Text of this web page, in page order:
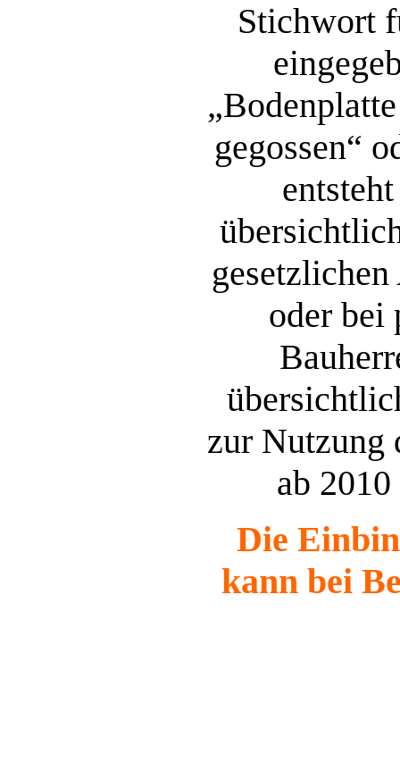
Stichwort
gegossen“
oder bei
zur Nutzung
ab
Die
kann bei